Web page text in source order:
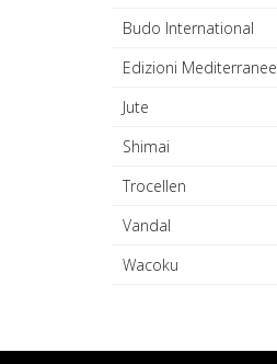
Budo International
Edizioni Mediterranee
Jute
Shimai
Trocellen
Vandal
Wacoku